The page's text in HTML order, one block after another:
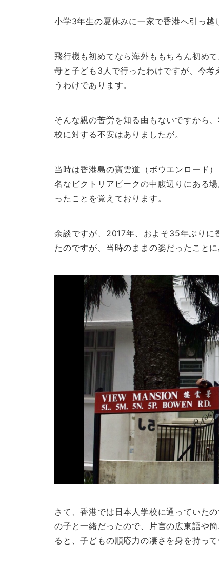
小学3年生の夏休みに一家で香港へ引っ越
飛行機も初めてなら海外ももちろん初め
母と子ども3人で行ったわけですが、今
うわけであります。
そんな親の苦労を知る由もないですから
校に対する不安はありましたが。
当時は香港島の寶雲道（ボウエンロード
名なビクトリアピークの中腹辺りにある
ったことを覚えております。
余談ですが、2017年、およそ35年ぶりに
たのですが、当時のままの姿だったことに
さて、香港では日本人学校に通っていた
の子と一緒だったので、片言の広東語や
ると、子どもの順応力の凄さを身を持っ